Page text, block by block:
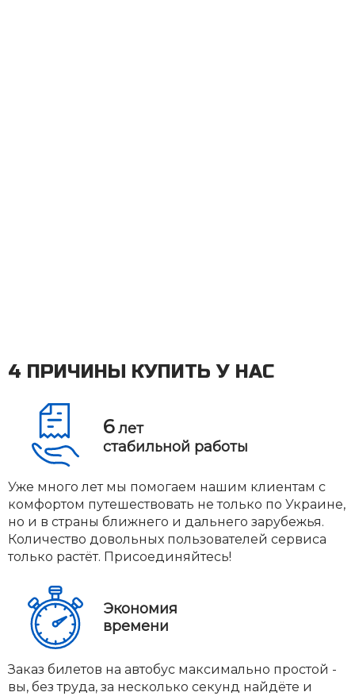
4 ПРИЧИНЫ КУПИТЬ У НАС
6лет
стабильной работы
Уже много лет мы помогаем нашим клиентам с
комфортом путешествовать не только по Украине,
но и в страны ближнего и дальнего зарубежья.
Количество довольных пользователей сервиса
только растёт. Присоединяйтесь!
Экономия
времени
Заказ билетов на автобус максимально простой -
вы, без труда, за несколько секунд найдёте и